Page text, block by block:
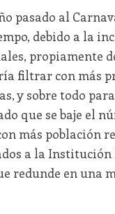
pasado al
debido a la
propiamente
filtrar con más
y sobre todo
que se baje el
más población
a la
redunde en una